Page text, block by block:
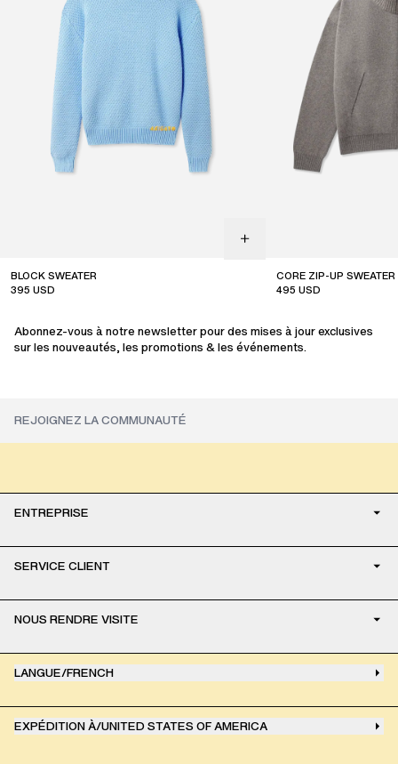
BLOCK SWEATER
395 USD
CORE ZIP-UP SWEATER
495 USD
Abonnez-vous à notre newsletter pour des mises à jour exclusives
sur les nouveautés, les promotions & les événements.
ENTREPRISE
SERVICE CLIENT
NOUS RENDRE VISITE
LANGUE/FRENCH
EXPÉDITION À/UNITED STATES OF AMERICA